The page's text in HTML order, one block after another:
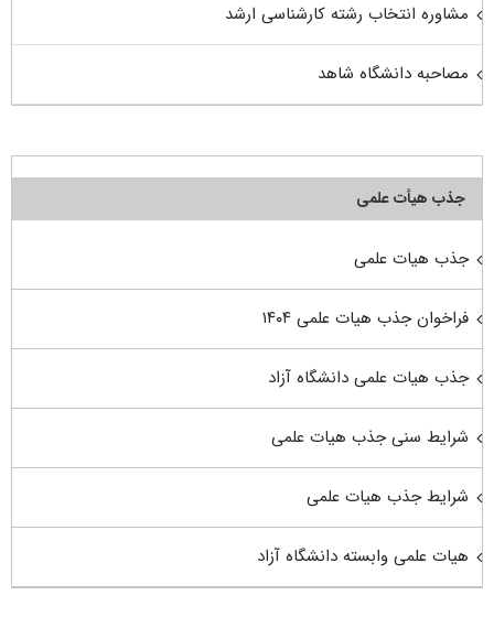
مشاوره انتخاب رشته کارشناسی ارشد
مصاحبه دانشگاه شاهد
جذب هیأت علمی
جذب هیات علمی
فراخوان جذب هیات علمی ۱۴۰۴
جذب هیات علمی دانشگاه آزاد
شرایط سنی جذب هیات علمی
شرایط جذب هیات علمی
هیات علمی وابسته دانشگاه آزاد